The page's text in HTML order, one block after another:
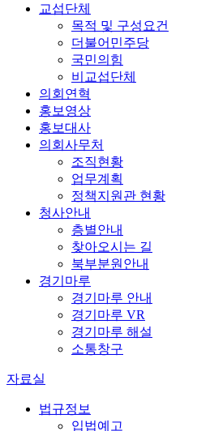
교섭단체
목적 및 구성요건
더불어민주당
국민의힘
비교섭단체
의회연혁
홍보영상
홍보대사
의회사무처
조직현황
업무계획
정책지원관 현황
청사안내
층별안내
찾아오시는 길
북부분원안내
경기마루
경기마루 안내
경기마루 VR
경기마루 해설
소통창구
자료실
법규정보
입법예고